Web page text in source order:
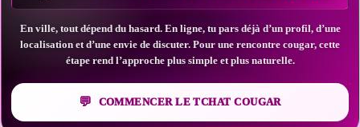
En ville, tout dépend du hasard. En ligne, tu pars déjà d’un profil, d’une
localisation et d’une envie de discuter. Pour une rencontre cougar, cette
étape rend l’approche plus simple et plus naturelle.
COMMENCER LE TCHAT COUGAR